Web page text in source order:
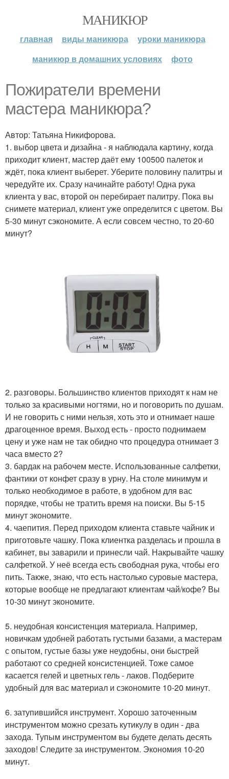
МАНИКЮР
главная виды маникюра
уроки маникюра
маникюр в домашних условиях
фото
Пожиратели времени
мастера маникюра?
Автор: Татьяна Никифорова.
1. выбор цвета и дизайна - я наблюдала картину, когда
приходит клиент, мастер даёт ему 100500 палеток и
ждёт, пока клиент выберет. Уберите половину палитры и
чередуйте их. Сразу начинайте работу! Одна рука
клиента у вас, второй он перебирает палитру. Пока вы
снимете материал, клиент уже определится с цветом. Вы
5-30 минут сэкономите. А если совсем честно, то 20-60
минут?
2. разговоры. Большинство клиентов приходят к нам не
только за красивыми ногтями, но и поговорить по душам.
И не говорить с ними нельзя, хоть это и отнимает наше
драгоценное время. Выход есть - просто поднимаем
цену и уже нам не так обидно что процедура отнимает 3
часа вместо 2?
3. бардак на рабочем месте. Использованные салфетки,
фантики от конфет сразу в урну. На столе минимум и
только необходимое в работе, в удобном для вас
порядке, чтобы не тратить время на поиски. Вы 5-15
минут экономите.
4. чаепития. Перед приходом клиента ставьте чайник и
приготовьте чашку. Пока клиентка разделась и прошла в
кабинет, вы заварили и принесли чай. Накрывайте чашку
салфеткой. У неё всегда есть свободная рука, чтобы его
пить. Также, знаю, что есть настолько суровые мастера,
которые вообще не предлагают клиентам чай/кофе? Вы
10-30 минут экономите.
5. неудобная консистенция материала. Например,
новичкам удобней работать густыми базами, а мастерам
с опытом, густые базы уже неудобны, они быстрей
работают со средней консистенцией. Тоже самое
касается гелей и цветных гель - лаков. Подберите
удобный для вас материал и сэкономите 10-20 минут.
6. затупившийся инструмент. Хорошо заточенным
инструментом можно срезать кутикулу в один - два
захода. Тупым инструментом вы будете делать десять
заходов! Следите за инструментом. Экономия 10-20
минут.